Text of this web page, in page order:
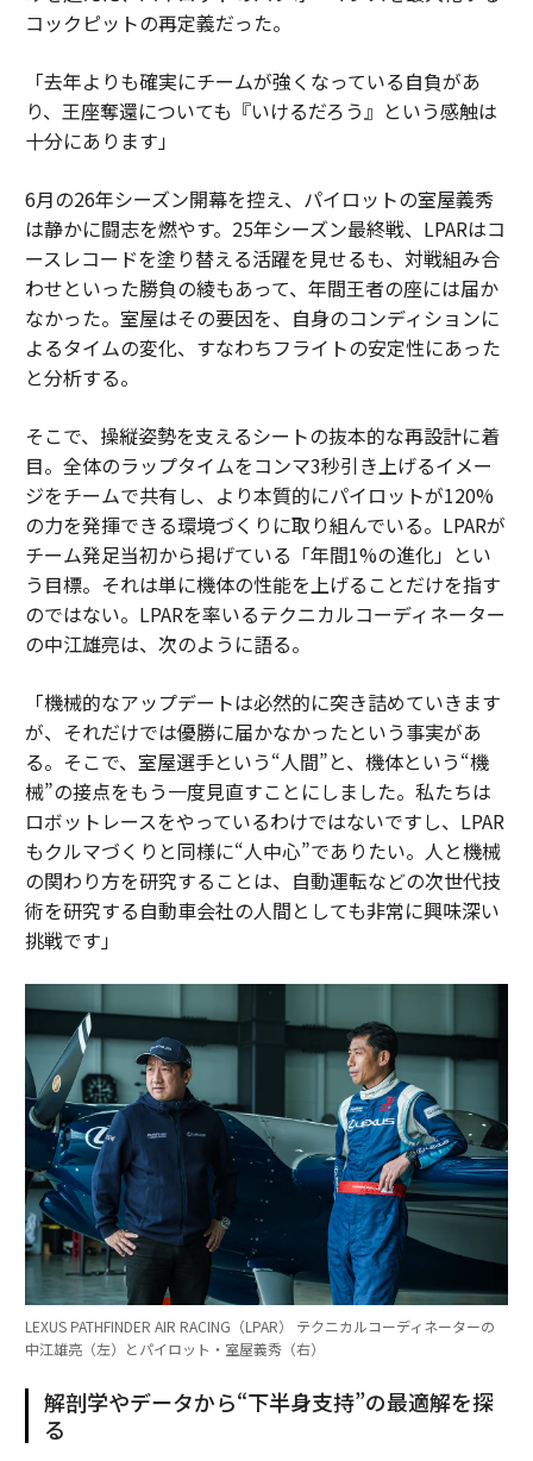
コックピットの再定義だった。
「去年よりも確実にチームが強くなっている自負があ
り、王座奪還についても『いけるだろう』という感触は
十分にあります」
6月の26年シーズン開幕を控え、パイロットの室屋義秀
は静かに闘志を燃やす。25年シーズン最終戦、LPARはコ
ースレコードを塗り替える活躍を見せるも、対戦組み合
わせといった勝負の綾もあって、年間王者の座には届か
なかった。室屋はその要因を、自身のコンディションに
よるタイムの変化、すなわちフライトの安定性にあった
と分析する。
そこで、操縦姿勢を支えるシートの抜本的な再設計に着
目。全体のラップタイムをコンマ3秒引き上げるイメー
ジをチームで共有し、より本質的にパイロットが120%
の力を発揮できる環境づくりに取り組んでいる。LPARが
チーム発足当初から掲げている「年間1%の進化」とい
う目標。それは単に機体の性能を上げることだけを指す
のではない。LPARを率いるテクニカルコーディネーター
の中江雄亮は、次のように語る。
「機械的なアップデートは必然的に突き詰めていきます
が、それだけでは優勝に届かなかったという事実があ
る。そこで、室屋選手という“人間”と、機体という“機
械”の接点をもう一度見直すことにしました。私たちは
ロボットレースをやっているわけではないですし、LPAR
もクルマづくりと同様に“人中心”でありたい。人と機械
の関わり方を研究することは、自動運転などの次世代技
術を研究する自動車会社の人間としても非常に興味深い
挑戦です」
LEXUS PATHFINDER AIR RACING（LPAR） テクニカルコーディネーターの
中江雄亮（左）とパイロット・室屋義秀（右）
解剖学やデータから“下半身支持”の最適解を探
る